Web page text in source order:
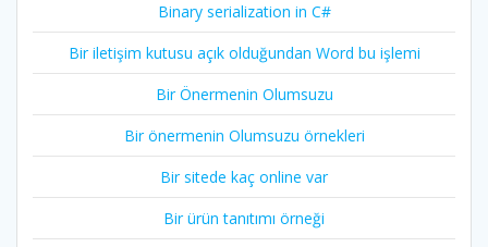
Binary serialization in C#
Bir iletişim kutusu açık olduğundan Word bu işlemi
Bir Önermenin Olumsuzu
Bir önermenin Olumsuzu örnekleri
Bir sitede kaç online var
Bir ürün tanıtımı örneği